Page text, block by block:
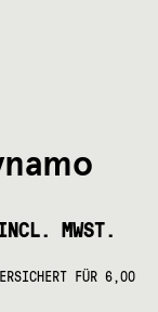
MWST.
FÜR 6,00